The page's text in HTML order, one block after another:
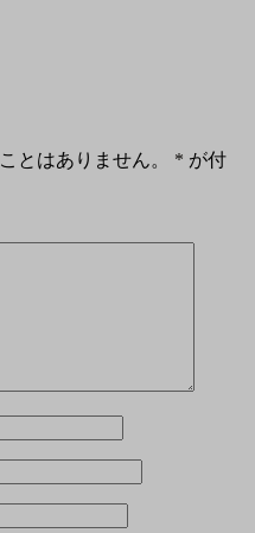
とはありません。 * が付